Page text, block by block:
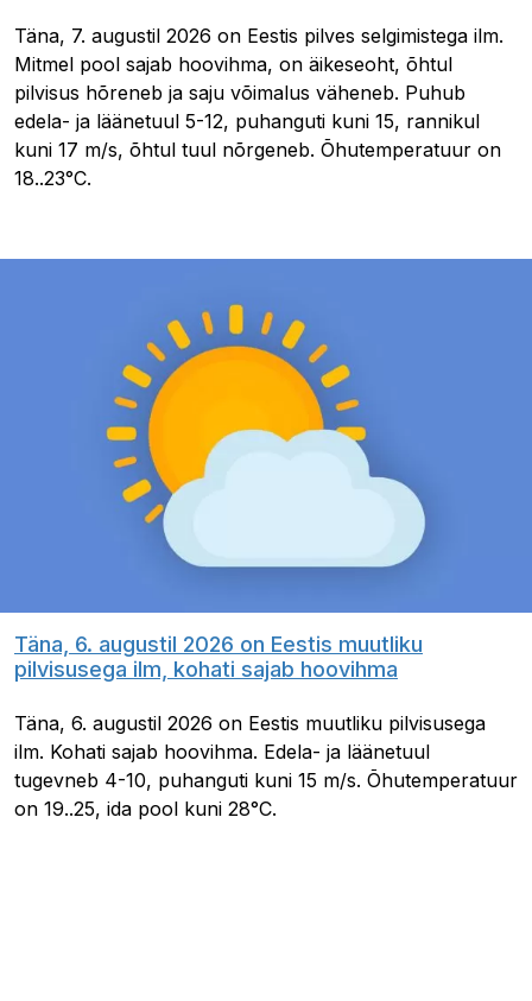
Täna, 7. augustil 2026 on Eestis pilves selgimistega ilm.
Mitmel pool sajab hoovihma, on äikeseoht, õhtul
pilvisus hõreneb ja saju võimalus väheneb. Puhub
edela- ja läänetuul 5-12, puhanguti kuni 15, rannikul
kuni 17 m/s, õhtul tuul nõrgeneb. Õhutemperatuur on
18..23°C.
Täna, 6. augustil 2026 on Eestis muutliku
pilvisusega ilm, kohati sajab hoovihma
Täna, 6. augustil 2026 on Eestis muutliku pilvisusega
ilm. Kohati sajab hoovihma. Edela- ja läänetuul
tugevneb 4-10, puhanguti kuni 15 m/s. Õhutemperatuur
on 19..25, ida pool kuni 28°C.